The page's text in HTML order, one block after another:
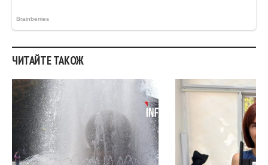
ЧИТАЙТЕ ТАКОЖ